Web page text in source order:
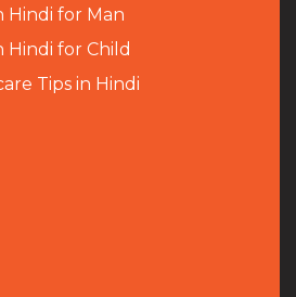
Hindi for Man
Hindi for Child
Tips in Hindi